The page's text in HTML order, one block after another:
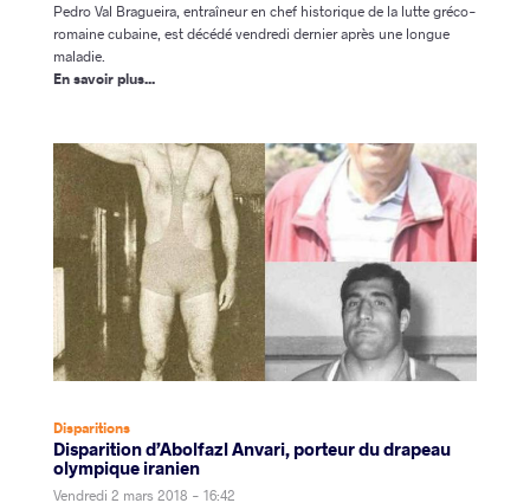
Pedro Val Bragueira, entraîneur en chef historique de la lutte gréco-
romaine cubaine, est décédé vendredi dernier après une longue
maladie.
En savoir plus...
Disparitions
Disparition d’Abolfazl Anvari, porteur du drapeau
olympique iranien
Vendredi 2 mars 2018 - 16:42